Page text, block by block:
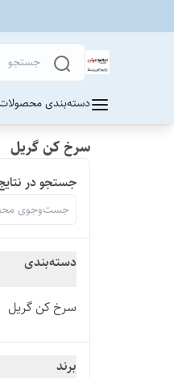
دسته‌بندی
سرخ کن گریل
جستجو در
دسته‌بندی
سرخ کن گریل
برند